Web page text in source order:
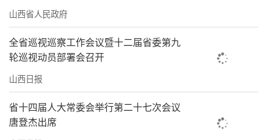
索合理的利用方式，让其不仅“活起来”，还
要深度聚焦，更好地发挥和创造其文化价值和
旅游价值。
文旅强省需要顶层设计、整体布局。山西
省文旅厅介绍，2024年山西将着力打造太原、
大同、运城3个国际旅游门户城市，同时还将建
设旅游名城名县名镇、标志性片区，构建旅游
山西省人民政府
全省巡视巡察工作会议暨十二届省委第九
轮巡视动员部署会召开
山西日报
省十四届人大常委会举行第二十七次会议
唐登杰出席